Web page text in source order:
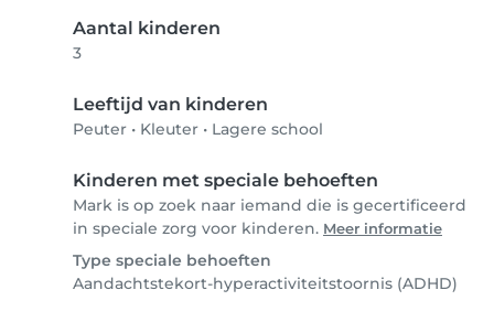
Aantal kinderen
3
Leeftijd van kinderen
Peuter • Kleuter • Lagere school
Kinderen met speciale behoeften
Mark is op zoek naar iemand die is gecertificeerd
in speciale zorg voor kinderen. Meer informatie
Type speciale behoeften
Aandachtstekort-hyperactiviteitstoornis (ADHD)